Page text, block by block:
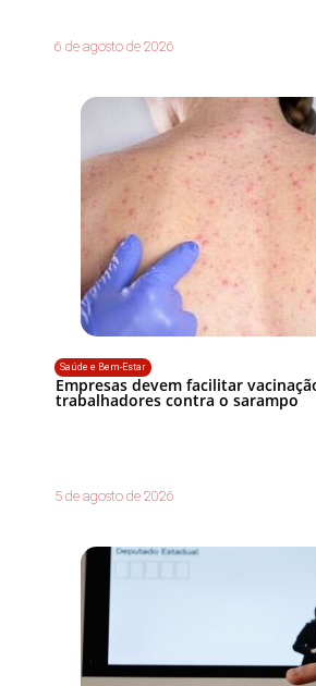
6 de agosto de 2026
Saúde e Bem-Estar
Empresas devem facilitar
trabalhadores contra o sarampo
5 de agosto de 2026